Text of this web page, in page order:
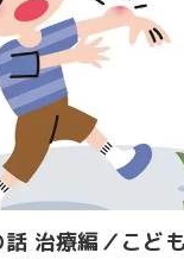
治療編／こど